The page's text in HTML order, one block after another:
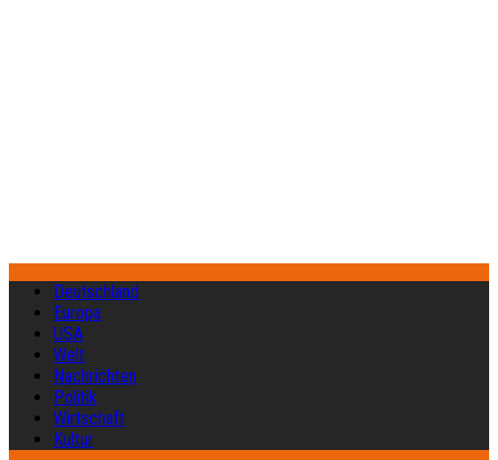
Deutschland
Europa
USA
Welt
Nachrichten
Politik
Wirtschaft
Kultur